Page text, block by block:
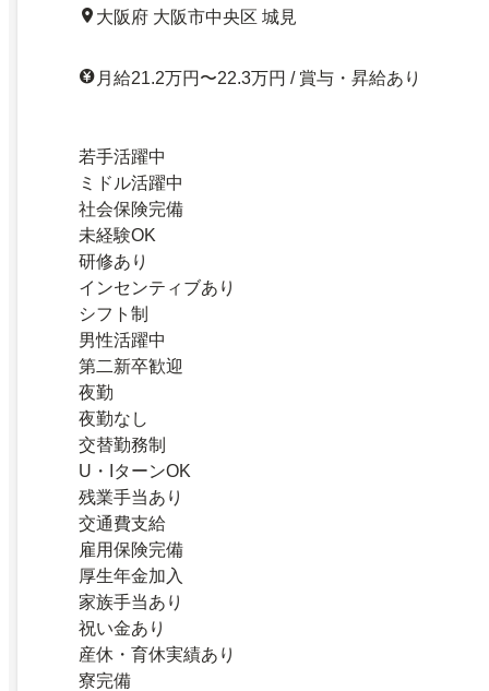
大阪府 大阪市中央区 城見
月給21.2万円〜22.3万円 / 賞与・昇給あり
若手活躍中
ミドル活躍中
社会保険完備
未経験OK
研修あり
インセンティブあり
シフト制
男性活躍中
第二新卒歓迎
夜勤
夜勤なし
交替勤務制
U・IターンOK
残業手当あり
交通費支給
雇用保険完備
厚生年金加入
家族手当あり
祝い金あり
産休・育休実績あり
寮完備